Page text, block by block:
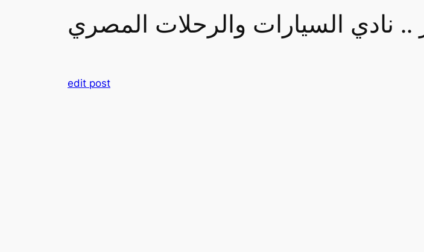
.. نادي السيارات والرحلات المصري
edit post